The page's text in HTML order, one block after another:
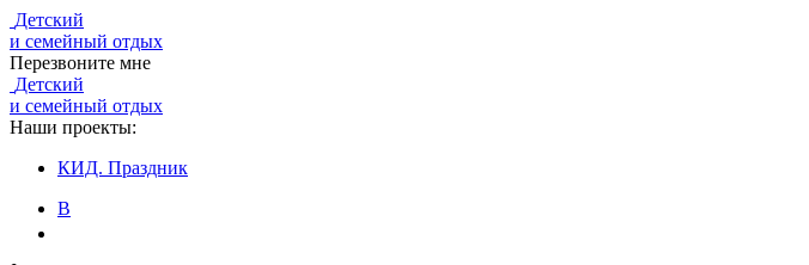
Детский
и семейный отдых
Перезвоните мне
Детский
и семейный отдых
Наши проекты:
КИД. Праздник
В